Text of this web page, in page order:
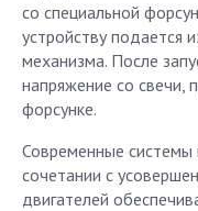
со специальной
устройству подается
механизма. После
напряжение со свечи,
форсунке.
Современные системы
сочетании с
двигателей